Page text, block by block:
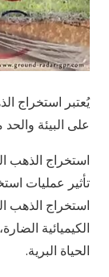
يُعتبر استخراج
على البيئة
استخراج الذهب
تأثير عمليات
استخراج الذهب
الكيميائية
الحياة البرية.